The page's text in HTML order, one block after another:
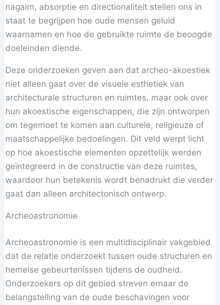
nagalm, absorptie en directionaliteit stellen ons in
staat te begrijpen hoe oude mensen geluid
waarnamen en hoe de gebruikte ruimte de beoogde
doeleinden diende.
Deze onderzoeken geven aan dat archeo-akoestiek
niet alleen gaat over de visuele esthetiek van
architecturale structuren en ruimtes, maar ook over
hun akoestische eigenschappen, die zijn ontworpen
om tegemoet te komen aan culturele, religieuze of
maatschappelijke bedoelingen. Dit veld werpt licht
op hoe akoestische elementen opzettelijk werden
geïntegreerd in de constructie van deze ruimtes,
waardoor hun betekenis wordt benadrukt die verder
gaat dan alleen architectonisch ontwerp.
Archeoastronomie
Archeoastronomie is een multidisciplinair vakgebied
dat de relatie onderzoekt tussen oude structuren en
hemelse gebeurtenissen tijdens de oudheid.
Onderzoekers op dit gebied streven ernaar de
belangstelling van de oude beschavingen voor